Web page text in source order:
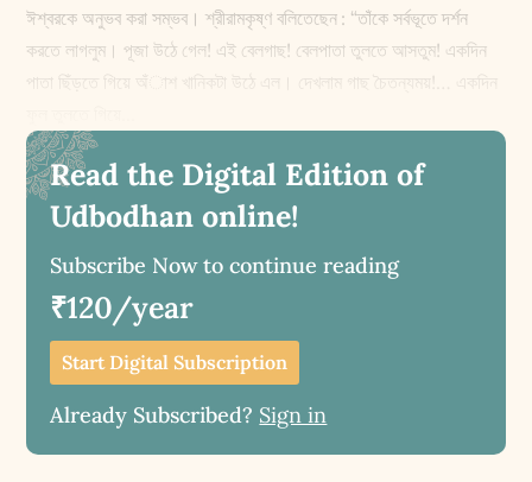
ঈশ্বরকে অনুভব করা সম্ভব। শ্রীরামকৃষ্ণ বলিতেছেন : “তাঁকে সর্বভূতে দর্শন
করতে লাগলুম। পূজা উঠে গেল! এই বেলগাছ! বেলপাতা তুলতে আসতুম! একদিন
পাতা ছিঁড়তে গিয়ে অঁাশ খানিকটা উঠে এল। দেখলাম গাছ চৈতন্যময়!… একদিন
Read the Digital Edition of
Udbodhan online!
Subscribe Now to continue reading
₹120/year
Start Digital Subscription
Already Subscribed? Sign in